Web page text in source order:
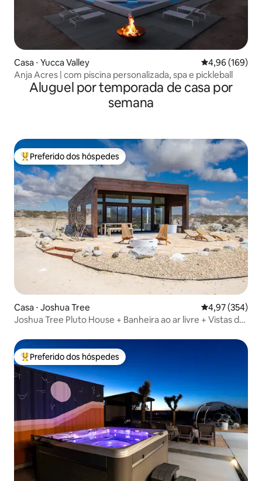
Casa ⋅ Yucca Valley 4,96 de uma
4,96 (169)
Anja Acres | com piscina personalizada, spa e pickleball
Aluguel por temporada de casa por
semana
Entre os melhores preferidos dos hóspedes
Preferido dos hóspedes
Casa ⋅ Joshua Tree 4,97 de uma
4,97 (354)
Joshua Tree Pluto House + Banheira ao ar livre + Vistas do
Entre os melhores preferidos dos hóspedes
Preferido dos hóspedes